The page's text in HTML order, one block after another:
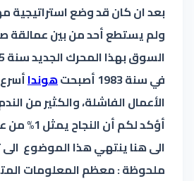
بعد ان كان قد وضع
ولم يستطع أحد من بين عمالقة
السوق بهذا المحرك الجديد سنة 1975 ل Civic وتعني السيارة المدنية هذه السياراة التي تساير تطور البشر لاتضرهم وعرفت نجاحا باهرا في العالم اجمع .
في سنة 1983 أصبحت
هوندا
الأعمال الفاشلة، والكثير من
أؤكد لكم أن النجاح يمثل 1% من عملنا الذي ينتج عن 99% من فشلنا)).
الى هنا ينتهي هذا الموضوع الى
ملحوظة : معظم المعلومات